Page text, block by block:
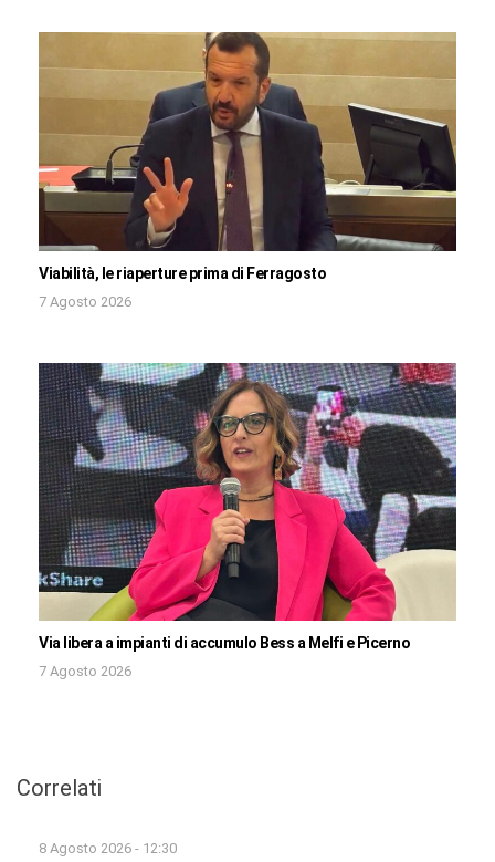
Viabilità, le riaperture prima di Ferragosto
7 Agosto 2026
Via libera a impianti di accumulo Bess a Melfi e Picerno
7 Agosto 2026
Correlati
8 Agosto 2026 - 12:30